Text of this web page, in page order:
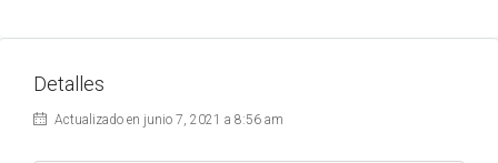
Detalles
Actualizado en junio 7, 2021 a 8:56 am